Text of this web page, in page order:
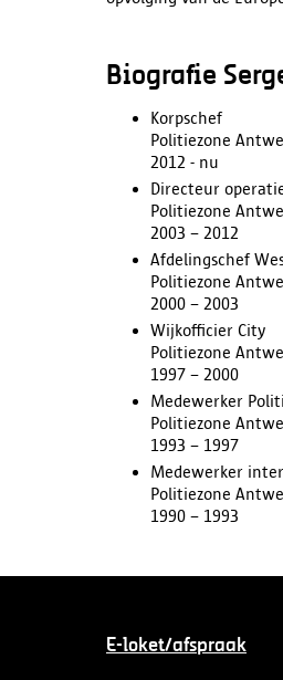
Biografie
Korpschef
Politiezone
2012 - nu
Directeur
Politiezone
2003 – 2012
Afdelingschef
Politiezone
2000 – 2003
Wijkofficier City
Politiezone
1997 – 2000
Medewerker
Politiezone
1993 – 1997
Medewerker
Politiezone
1990 – 1993
E-loket/afspraak